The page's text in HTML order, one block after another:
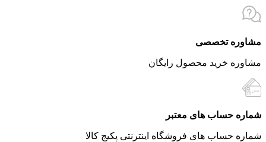
مشاوره تخصصی
مشاوره خرید محصول رایگان
شماره حساب های معتبر
شماره حساب های فروشگاه اینترنتی پکیج کالا